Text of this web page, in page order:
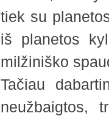
tiek su
iš planetos
milžiniško
Tačiau
neužbaigtos,